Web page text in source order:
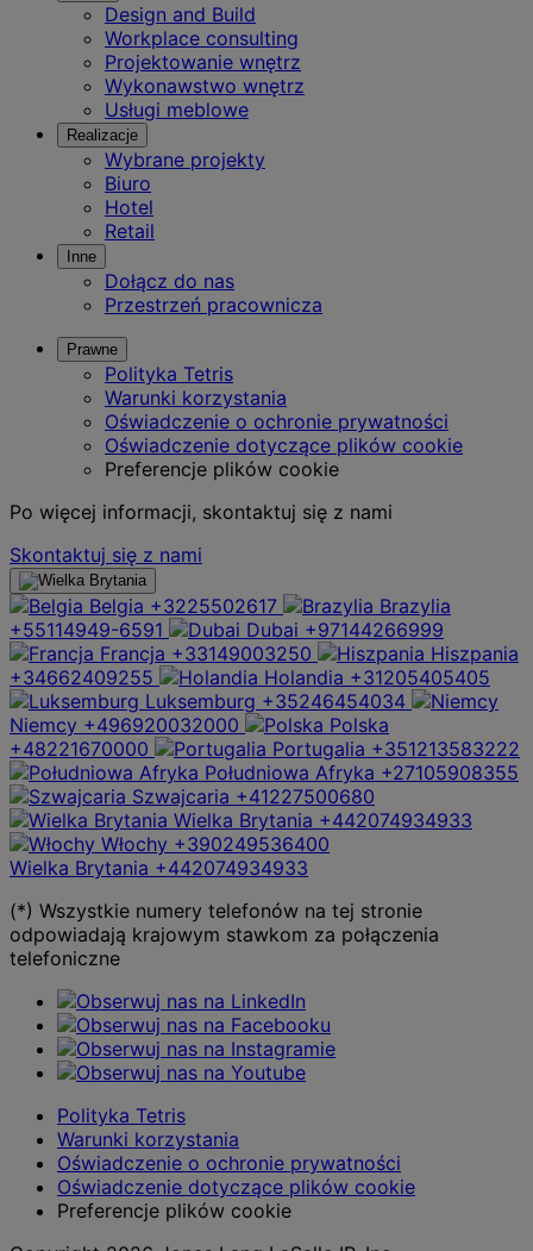
Design and Build
Workplace consulting
Projektowanie wnętrz
Wykonawstwo wnętrz
Usługi meblowe
Realizacje
Wybrane projekty
Biuro
Hotel
Retail
Inne
Dołącz do nas
Przestrzeń pracownicza
Prawne
Polityka Tetris
Warunki korzystania
Oświadczenie o ochronie prywatności
Oświadczenie dotyczące plików cookie
Preferencje plików cookie
Po więcej informacji, skontaktuj się z nami
Skontaktuj się z nami
Belgia +3225502617
Brazylia
+55114949-6591
Dubai +97144266999
Francja +33149003250
Hiszpania
+34662409255
Holandia +31205405405
Luksemburg +35246454034
Niemcy +496920032000
Polska
+48221670000
Portugalia +351213583222
Południowa Afryka +27105908355
Szwajcaria +41227500680
Wielka Brytania +442074934933
Włochy +390249536400
Wielka Brytania +442074934933
(*) Wszystkie numery telefonów na tej stronie
odpowiadają krajowym stawkom za połączenia
telefoniczne
Polityka Tetris
Warunki korzystania
Oświadczenie o ochronie prywatności
Oświadczenie dotyczące plików cookie
Preferencje plików cookie